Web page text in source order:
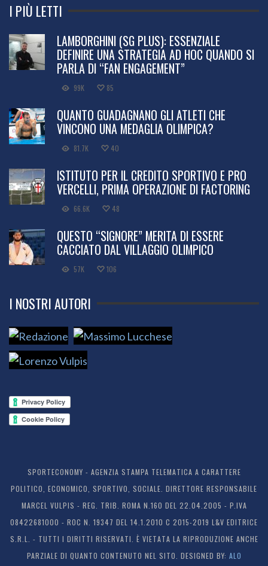
I PIÙ LETTI
LAMBORGHINI (SG PLUS): ESSENZIALE
DEFINIRE UNA STRATEGIA AD HOC QUANDO SI
PARLA DI “FAN ENGAGEMENT”
99K 85
QUANTO GUADAGNANO GLI ATLETI CHE
VINCONO UNA MEDAGLIA OLIMPICA?
81.7K 40
ISTITUTO PER IL CREDITO SPORTIVO E PRO
VERCELLI, PRIMA OPERAZIONE DI FACTORING
66.6K 48
QUESTO “SIGNORE” MERITA DI ESSERE
CACCIATO DAL VILLAGGIO OLIMPICO
57K 106
I NOSTRI AUTORI
SPORTECONOMY - AGENZIA STAMPA TELEMATICA A CARATTERE
POLITICO, ECONOMICO, SPORTIVO, SOCIALE. DIRETTORE RESPONSABILE
MARCEL VULPIS - REG. TRIB. ROMA N.160 DEL 22.04.2005 - P.IVA
08422681000 - ROC N. 19347 DEL 14.1.2010 C 2015-2019 L&V EDITRICE
S.R.L. - TUTTI I DIRITTI RISERVATI. È VIETATA LA RIPRODUZIONE ANCHE
PARZIALE DI QUANTO CONTENUTO NEL SITO. DESIGNED BY: ALO